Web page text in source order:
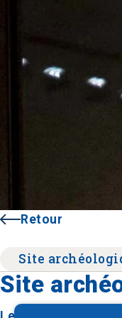
Retour
Site
Site